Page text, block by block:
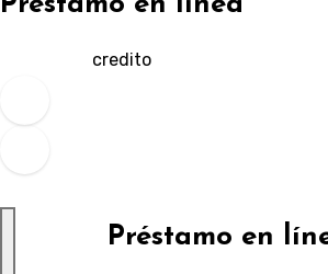
credito
Préstamo en